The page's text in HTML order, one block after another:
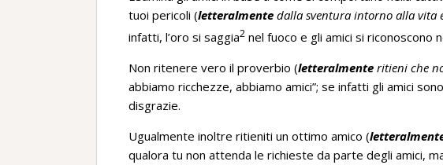
tuoi pericoli (letteralmente dalla sventura intorno alla vita
infatti, l’oro si saggia2 nel fuoco e gli amici si riconoscono
Non ritenere vero il proverbio (letteralmente ritieni che
abbiamo ricchezze, abbiamo amici”; se infatti gli amici
disgrazie.
Ugualmente inoltre ritieniti un ottimo amico (
qualora tu non attenda le richieste da parte degli amici,